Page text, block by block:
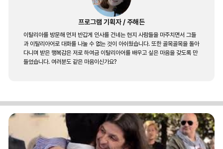
프로그램 기획자 /주해든
이탈리아를 방문해 먼저 반갑게 인사를 건네는 현지 사람들을 마주치면서 그들
과 이탈리아어로 대화를 나눌 수 없는 것이 아쉬웠습니다. 또한 골목골목을 돌아
다니며 받은 행복감은 저로 하여금 이탈리아어를 배우고 싶은 마음을 갖도록 만
들었습니다. 여러분도 같은 마음이신가요?